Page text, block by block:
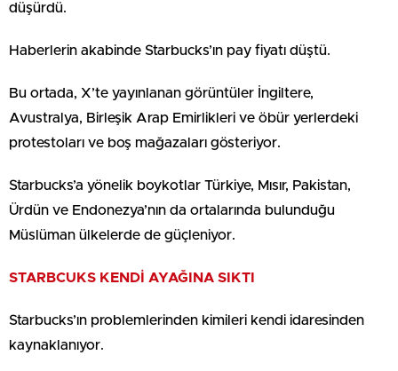
düşürdü.
Haberlerin akabinde Starbucks’ın pay fiyatı düştü.
Bu ortada, X’te yayınlanan görüntüler İngiltere,
Avustralya, Birleşik Arap Emirlikleri ve öbür yerlerdeki
protestoları ve boş mağazaları gösteriyor.
Starbucks’a yönelik boykotlar Türkiye, Mısır, Pakistan,
Ürdün ve Endonezya’nın da ortalarında bulunduğu
Müslüman ülkelerde de güçleniyor.
STARBCUKS KENDİ AYAĞINA SIKTI
Starbucks’ın problemlerinden kimileri kendi idaresinden
kaynaklanıyor.